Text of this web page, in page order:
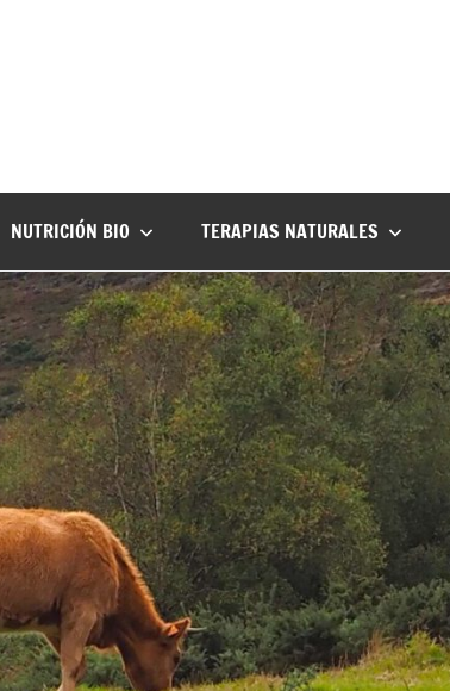
NUTRICIÓN BIO TERAPIAS NATURALES